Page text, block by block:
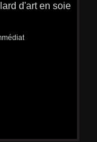
d'art en soie